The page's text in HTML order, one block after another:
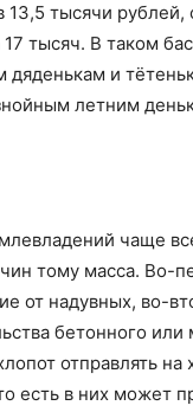
13,5 тысячи
тысяч. В таком
и
летним
чаще
тому масса. Во-
от надувных, во-
бетонного
отправлять
есть в них может